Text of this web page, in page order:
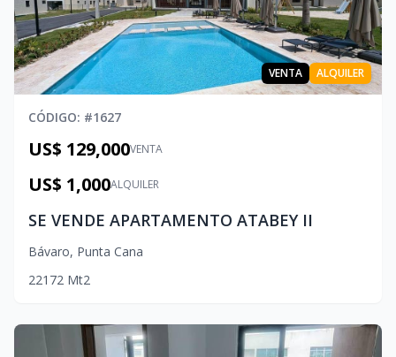
VENTA ALQUILER
CÓDIGO: #1627
VENTA
US$ 129,000
ALQUILER
US$ 1,000
SE VENDE APARTAMENTO ATABEY II
Bávaro, Punta Cana
221 72 Mt2